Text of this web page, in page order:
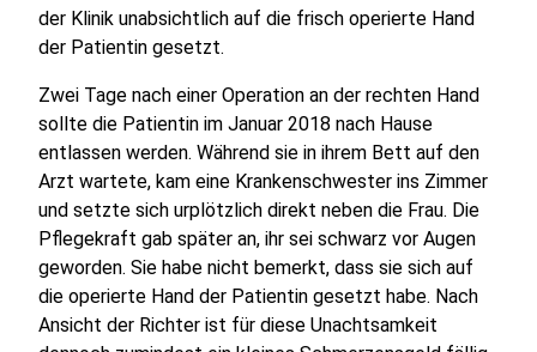
der Klinik unabsichtlich auf die frisch operierte Hand
der Patientin gesetzt.
Zwei Tage nach einer Operation an der rechten Hand
sollte die Patientin im Januar 2018 nach Hause
entlassen werden. Während sie in ihrem Bett auf den
Arzt wartete, kam eine Krankenschwester ins Zimmer
und setzte sich urplötzlich direkt neben die Frau. Die
Pflegekraft gab später an, ihr sei schwarz vor Augen
geworden. Sie habe nicht bemerkt, dass sie sich auf
die operierte Hand der Patientin gesetzt habe. Nach
Ansicht der Richter ist für diese Unachtsamkeit